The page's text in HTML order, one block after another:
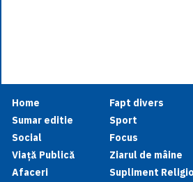
Home
Sumar editie
Social
Viață Publică
Afaceri
Fapt divers
Sport
Focus
Ziarul de mâine
Supliment